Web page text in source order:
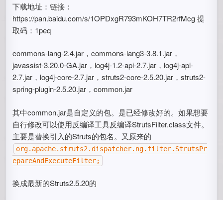
下载地址：链接：
https://pan.baidu.com/s/1OPDxgR793mKOH7TR2rfMcg 提
取码：1peq
commons-lang-2.4.jar，commons-lang3-3.8.1.jar，
javassist-3.20.0-GA.jar，log4j-1.2-api-2.7.jar，log4j-api-
2.7.jar，log4j-core-2.7.jar，struts2-core-2.5.20.jar，struts2-
spring-plugin-2.5.20.jar，common.jar
其中common.jar是自定义的包。是已经修改好的。如果想要
自行修改可以使用反编译工具反编译StrutsFilter.class文件。
主要是替换引入的Struts的包名。又原来的
org.apache.struts2.dispatcher.ng.filter.StrutsPr
epareAndExecuteFilter;
换成最新的Struts2.5.20的